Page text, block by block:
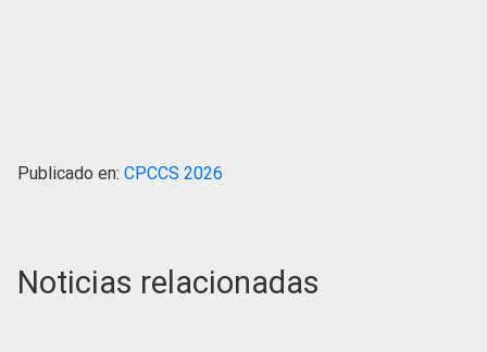
Publicado en: CPCCS 2026
Noticias relacionadas